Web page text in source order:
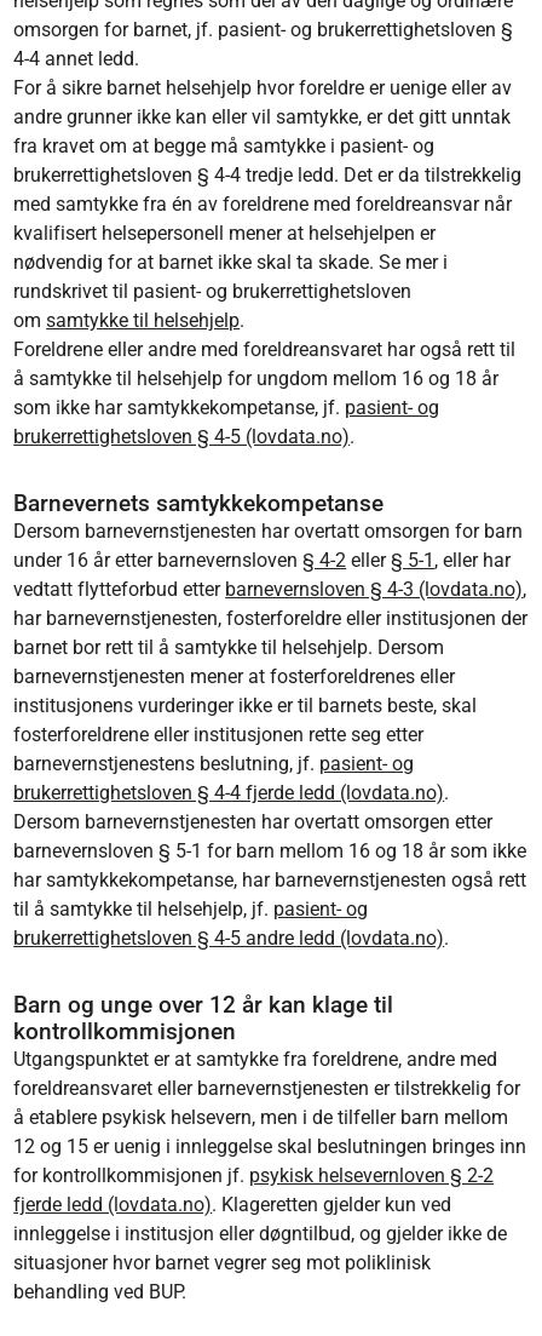
omsorgen for barnet, jf. pasient- og brukerrettighetsloven §
4-4 annet ledd.
For å sikre barnet helsehjelp hvor foreldre er uenige eller av
andre grunner ikke kan eller vil samtykke, er det gitt unntak
fra kravet om at begge må samtykke i pasient- og
brukerrettighetsloven § 4-4 tredje ledd. Det er da tilstrekkelig
med samtykke fra én av foreldrene med foreldreansvar når
kvalifisert helsepersonell mener at helsehjelpen er
nødvendig for at barnet ikke skal ta skade. Se mer i
rundskrivet til pasient- og brukerrettighetsloven
omsamtykke til helsehjelp.
Foreldrene eller andre med foreldreansvaret har også rett til
å samtykke til helsehjelp for ungdom mellom 16 og 18 år
som ikke har samtykkekompetanse, jf. pasient- og
brukerrettighetsloven § 4-5 (lovdata.no).
Barnevernets samtykkekompetanse
Dersom barnevernstjenesten har overtatt omsorgen for barn
under 16 år etter barnevernsloven§ 4-2 eller§ 5-1 , eller har
vedtatt flytteforbud etter barnevernsloven § 4-3 (lovdata.no),
har barnevernstjenesten, fosterforeldre eller institusjonen der
barnet bor rett til å samtykke til helsehjelp. Dersom
barnevernstjenesten mener at fosterforeldrenes eller
institusjonens vurderinger ikke er til barnets beste, skal
fosterforeldrene eller institusjonen rette seg etter
barnevernstjenestens beslutning, jf. pasient- og
brukerrettighetsloven § 4-4 fjerde ledd (lovdata.no).
Dersom barnevernstjenesten har overtatt omsorgen etter
barnevernsloven § 5-1 for barn mellom 16 og 18 år som ikke
har samtykkekompetanse, har barnevernstjenesten også rett
til å samtykke til helsehjelp, jf. pasient- og
brukerrettighetsloven § 4-5 andre ledd (lovdata.no).
Barn og unge over 12 år kan klage til
kontrollkommisjonen
Utgangspunktet er at samtykke fra foreldrene, andre med
foreldreansvaret eller barnevernstjenesten er tilstrekkelig for
å etablere psykisk helsevern, men i de tilfeller barn mellom
12 og 15 er uenig i innleggelse skal beslutningen bringes inn
for kontrollkommisjonen jf. psykisk helsevernloven § 2-2
fjerde ledd (lovdata.no). Klageretten gjelder kun ved
innleggelse i institusjon eller døgntilbud, og gjelder ikke de
situasjoner hvor barnet vegrer seg mot poliklinisk
behandling ved BUP.